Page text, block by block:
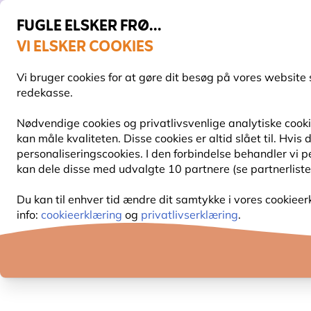
FUGLE ELSKER FRØ...
VI ELSKER COOKIES
Vi bruger cookies for at gøre dit besøg på vores
redekasse.
Nødvendige cookies og privatlivsvenlige analytiske
kan måle kvaliteten. Disse cookies er altid slået til.
personaliseringscookies. I den forbindelse behandler vi
kan dele disse med udvalgte 10 partnere (se
Du kan til enhver tid ændre dit samtykke i vores
info: cookieerklæring og privatlivserklæring.
Fri fragt over 499 kr.
Blog